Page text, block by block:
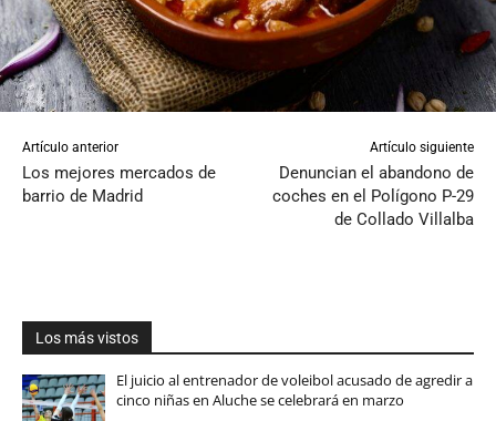
Artículo anterior
Los mejores mercados de
barrio de Madrid
Artículo siguiente
Denuncian el abandono de
coches en el Polígono P-29
de Collado Villalba
Los más vistos
El juicio al entrenador de voleibol acusado de agredir a
cinco niñas en Aluche se celebrará en marzo